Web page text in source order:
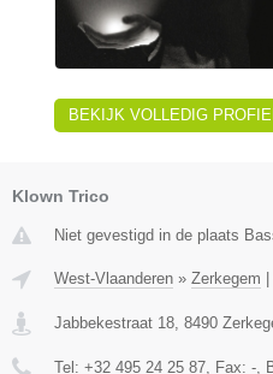
BEKIJK VOLLEDIG
Klown Trico
Niet gevestigd in de plaats
West-Vlaanderen » Zerkegem
Jabbekestraat 18, 8490
Tel: +32 495 24 25 87, Fax: -,